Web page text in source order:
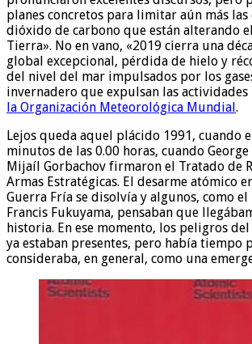
planes concretos para limitar aún más las
dióxido de carbono que están alterando
Tierra». No en vano, «2019 cierra una
global excepcional, pérdida de hielo y
del nivel del mar impulsados por los
invernadero que expulsan las actividades
la Organización Meteorológica Mundial.
Lejos queda aquel plácido 1991, cuando
minutos de las 0.00 horas, cuando
Mijaíl Gorbachov firmaron el Tratado de
Armas Estratégicas. El desarme atómico
Guerra Fría se disolvía y algunos, como
Francis Fukuyama, pensaban que
historia. En ese momento, los peligros
ya estaban presentes, pero había tiempo
consideraba, en general, como una